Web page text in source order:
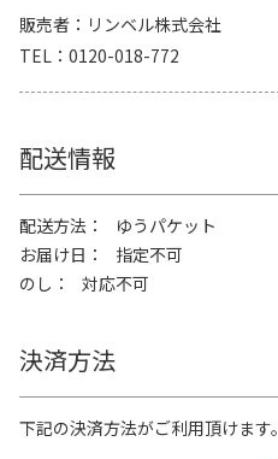
販売者
リンベル株式会社
TEL
0120-018-772
配送情報
配送方法
ゆうパケット
お届け日
指定不可
のし
対応不可
決済方法
下記の決済方法がご利用頂けます。